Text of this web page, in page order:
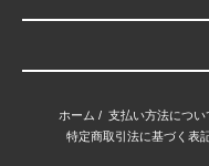
ホーム / 支払い方法につい
特定商取引法に基づく表